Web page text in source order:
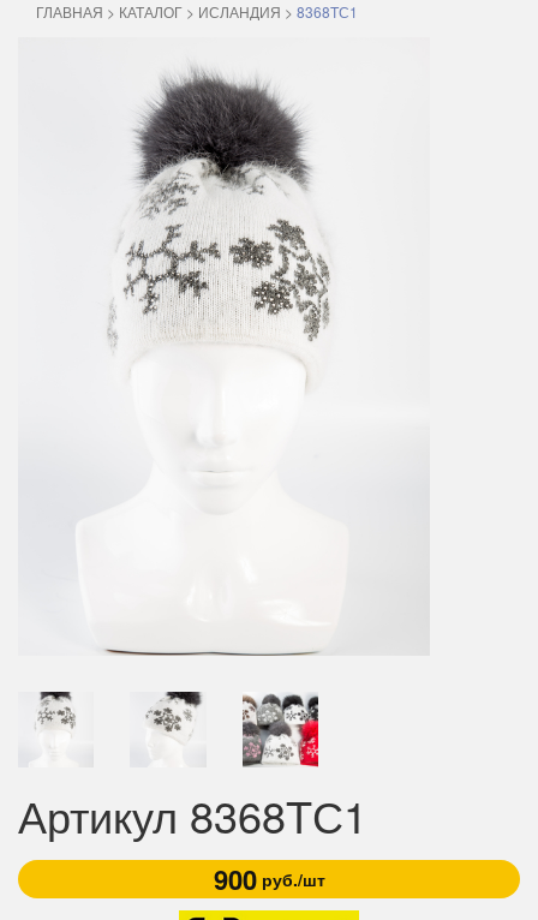
ГЛАВНАЯ > КАТАЛОГ > ИСЛАНДИЯ > 8368TС1
Артикул 8368TС1
900руб./шт